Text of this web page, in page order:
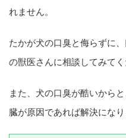
れません。
たかが犬の口臭と侮らずに
の獣医さんに相談してみてく
また、犬の口臭が酷いから
臓が原因であれば解決にな